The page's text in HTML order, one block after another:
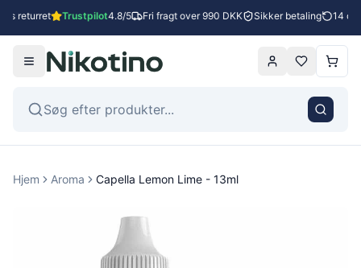
returret Trustpilot4.8/5 Fri fragt over 990 DKK Sikker betaling 14
Hjem Aroma Capella Lemon Lime - 13ml